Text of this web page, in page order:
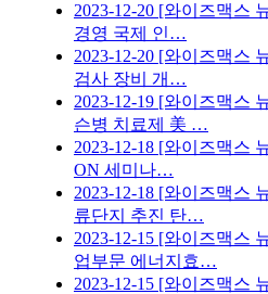
2023-12-20 [와이즈맥스
경영 국제 인…
2023-12-20 [와이즈맥스
검사 장비 개…
2023-12-19 [와이즈맥스
슨병 치료제 美 …
2023-12-18 [와이즈맥스
ON 세미나…
2023-12-18 [와이즈맥스
류단지 추진 탄…
2023-12-15 [와이즈맥스
업부문 에너지효…
2023-12-15 [와이즈맥스